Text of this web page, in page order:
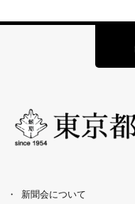
新聞会について